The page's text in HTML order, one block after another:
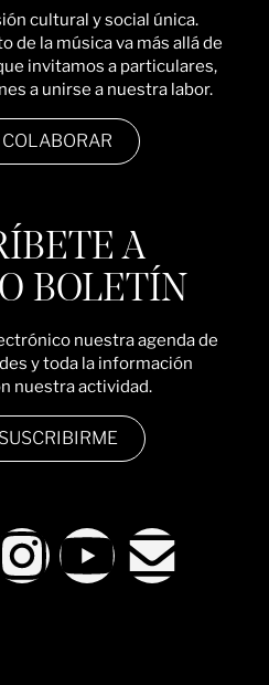
cultural y social única.
de la música va más allá de
invitamos a particulares,
a unirse a nuestra labor.
A
BOLETÍN
nuestra agenda de
y toda la información
nuestra actividad.